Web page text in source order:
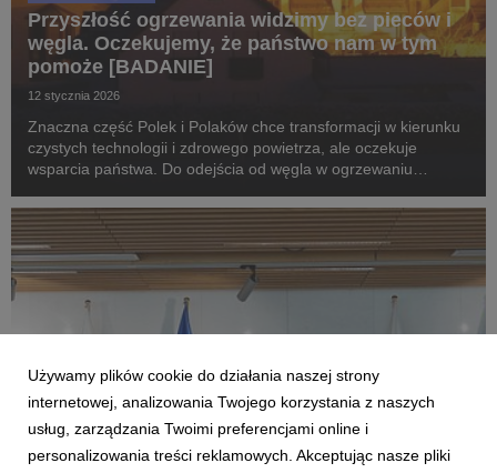
Przyszłość ogrzewania widzimy bez pieców i
węgla. Oczekujemy, że państwo nam w tym
pomoże [BADANIE]
12 stycznia 2026
Znaczna część Polek i Polaków chce transformacji w kierunku
czystych technologii i zdrowego powietrza, ale oczekuje
wsparcia państwa. Do odejścia od węgla w ogrzewaniu
inwestycji.
AKTUALNOŚCI
Używamy plików cookie do działania naszej strony
internetowej, analizowania Twojego korzystania z naszych
usług, zarządzania Twoimi preferencjami online i
personalizowania treści reklamowych. Akceptując nasze pliki